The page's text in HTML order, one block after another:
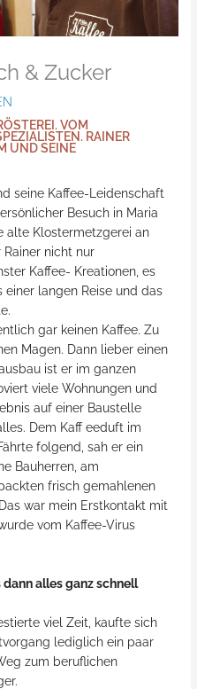
& Zucker
VOM
RAINER
UND SEINE
seine Kaffee-Leidenschaft
Besuch in Maria
alte Klostermetzgerei an
nicht nur
Kaffee- Kreationen, es
langen Reise und das
gar keinen Kaffee. Zu
Magen. Dann lieber einen
ist er im ganzen
viele Wohnungen und
auf einer Baustelle
Dem Kaff eeduft im
folgend, sah er ein
Bauherren, am
frisch gemahlenen
war mein Erstkontakt mit
vom Kaffee-Virus
dann alles ganz schnell
viel Zeit, kaufte sich
lediglich ein paar
zum beruflichen